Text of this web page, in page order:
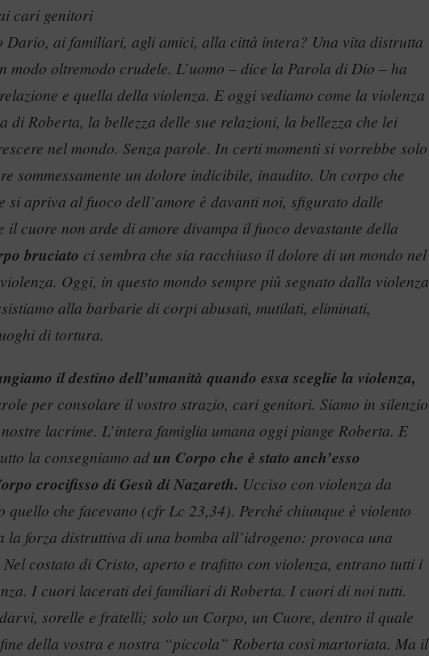
cari genitori
ai familiari, agli amici, alla città intera? Una vita distrutta
modo oltremodo crudele. L’uomo – dice la Parola di Dio – ha
e quella della violenza. E oggi vediamo come la violenza
di Roberta, la bellezza delle sue relazioni, la bellezza che lei
nel mondo. Senza parole. In certi momenti si vorrebbe solo
sommessamente un dolore indicibile, inaudito. Un corpo che
si apriva al fuoco dell’amore è davanti noi, sfigurato dalle
il cuore non arde di amore divampa il fuoco devastante della
bruciato ci sembra che sia racchiuso il dolore di un mondo nel
Oggi, in questo mondo sempre più segnato dalla violenza
alla barbarie di corpi abusati, mutilati, eliminati,
di tortura.
il destino dell’umanità quando essa sceglie la violenza,
per consolare il vostro strazio, cari genitori. Siamo in silenzio
lacrime. L’intera famiglia umana oggi piange Roberta. E
la consegniamo adun Corpo che è stato anch’esso
crocifisso di Gesù di Nazareth. Ucciso con violenza da
quello che facevano (cfr Lc 23,34). Perché chiunque è violento
la forza distruttiva di una bomba all’idrogeno: provoca una
costato di Cristo, aperto e trafitto con violenza, entrano tutti i
I cuori lacerati dei familiari di Roberta. I cuori di noi tutti.
sorelle e fratelli; solo un Corpo, un Cuore, dentro il quale
della vostra e nostra “piccola” Roberta così martoriata. Ma il